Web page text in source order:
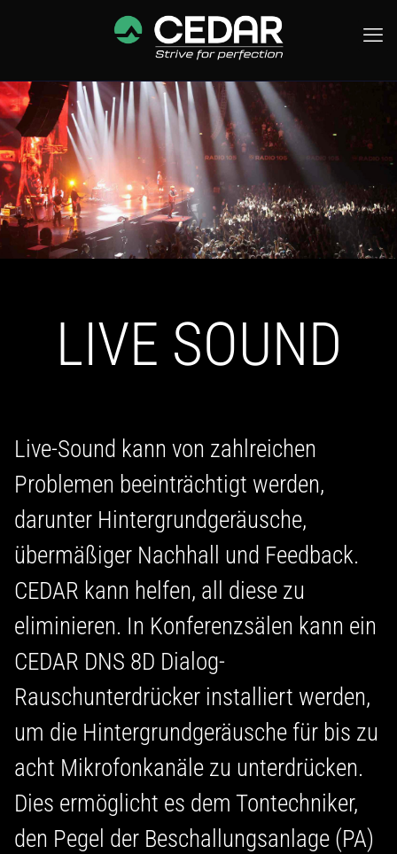
LIVE SOUND
Live-Sound kann von zahlreichen
Problemen beeinträchtigt werden,
darunter Hintergrundgeräusche,
übermäßiger Nachhall und Feedback.
CEDAR kann helfen, all diese zu
eliminieren. In Konferenzsälen kann ein
CEDAR DNS 8D Dialog-
Rauschunterdrücker installiert werden,
um die Hintergrundgeräusche für bis zu
acht Mikrofonkanäle zu unterdrücken.
Dies ermöglicht es dem Tontechniker,
den Pegel der Beschallungsanlage (PA)